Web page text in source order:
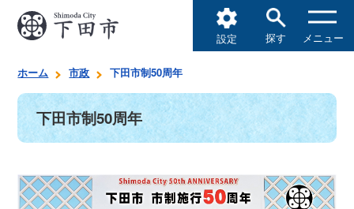
設定 探す メニュー
ホーム 市政 下田市制50周年
下田市制50周年